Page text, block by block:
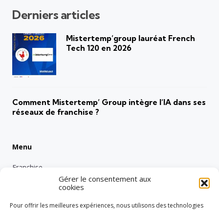
Gérer le consentement aux
cookies
Pour offrir les meilleures expériences, nous utilisons des technologies
Derniers articles
Mistertemp’group lauréat French
Tech 120 en 2026
Comment Mistertemp’ Group intègre l’IA dans ses
réseaux de franchise ?
Menu
Franchise